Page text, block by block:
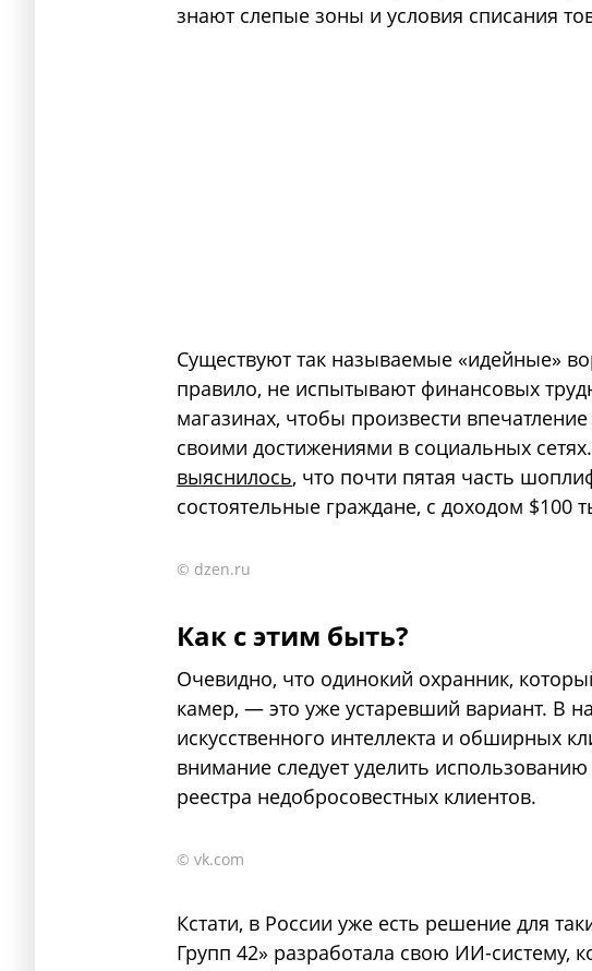
знают слепые зоны и условия списания
Существуют так называемые «идейные»
правило, не испытывают финансовых
магазинах, чтобы произвести
своими достижениями в социальных
выяснилось, что почти пятая часть
состоятельные граждане, с доходом $100
© dzen.ru
Как с этим быть?
Очевидно, что одинокий охранник,
камер, — это уже устаревший вариант. В
искусственного интеллекта и обширных
внимание следует уделить
реестра недобросовестных клиентов.
© vk.com
Кстати, в России уже есть решение для
Групп 42» разработала свою ИИ-систему,